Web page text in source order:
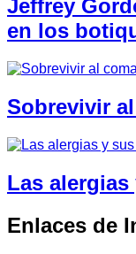
Jeffrey
en los
Sobrevivir
Las
Enlaces de